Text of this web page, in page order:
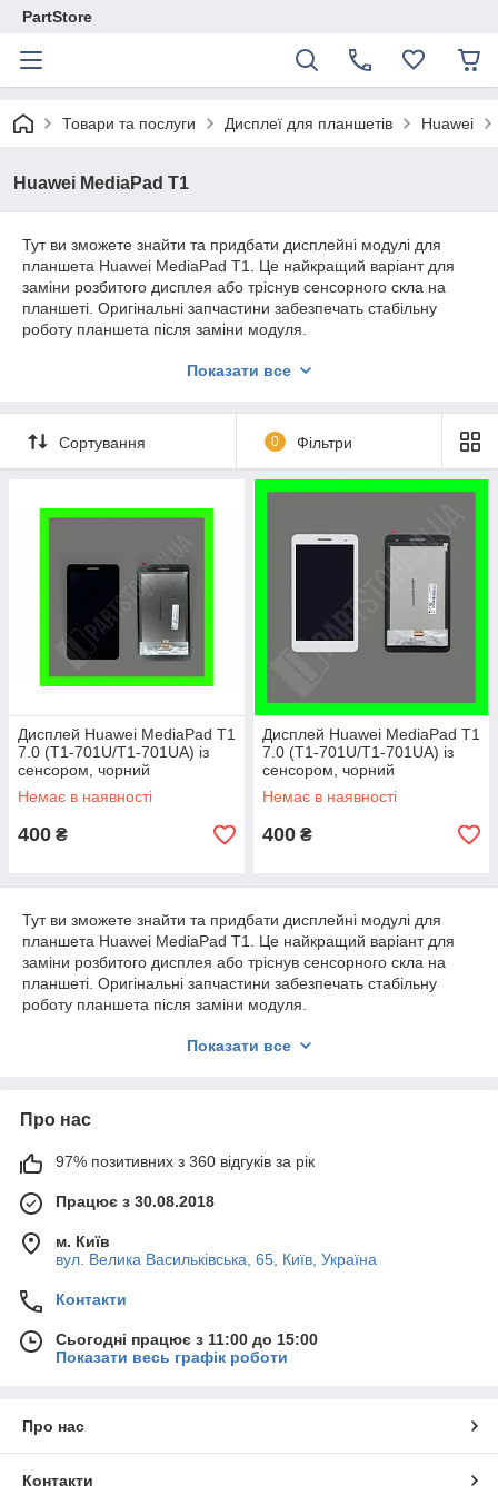
PartStore
Товари та послуги Дисплеї для планшетів Huawei
Huawei MediaPad T1
Тут ви зможете знайти та придбати дисплейні модулі для
планшета Huawei MediaPad T1. Це найкращий варіант для
заміни розбитого дисплея або тріснув сенсорного скла на
планшеті. Оригінальні запчастини забезпечать стабільну
роботу планшета після заміни модуля.
Надаємо гарантію на всю продукцію 180 днів.
Показати все
Сортування 0 Фільтри
Дисплей Huawei MediaPad T1
7.0 (T1-701U/T1-701UA) із
сенсором, чорний
(оригінальні комплектуючі)
Немає в наявності
400 ₴
Дисплей Huawei MediaPad T1
7.0 (T1-701U/T1-701UA) із
сенсором, чорний
(оригінальні комплектуючі)
Немає в наявності
400 ₴
Тут ви зможете знайти та придбати дисплейні модулі для
планшета Huawei MediaPad T1. Це найкращий варіант для
заміни розбитого дисплея або тріснув сенсорного скла на
планшеті. Оригінальні запчастини забезпечать стабільну
роботу планшета після заміни модуля.
Показати все
Про нас
97% позитивних з 360 відгуків за рік
Працює з 30.08.2018
м. Київ
вул. Велика Васильківська, 65, Київ, Україна
Контакти
Сьогодні працює з 11:00 до 15:00
Показати весь графік роботи
Про нас
Контакти